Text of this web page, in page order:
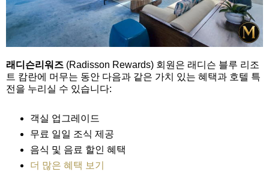
래디슨리워즈 (Radisson Rewards) 회원은 래디슨 블루 리조
트 캄란에 머무는 동안 다음과 같은 가치 있는 혜택과 호텔 특
전을 누리실 수 있습니다:
객실 업그레이드
무료 일일 조식 제공
음식 및 음료 할인 혜택
더 많은 혜택 보기